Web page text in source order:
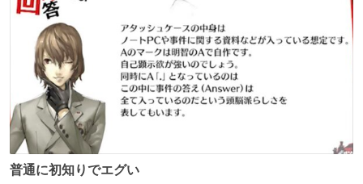
数
普通に初知りでエグい